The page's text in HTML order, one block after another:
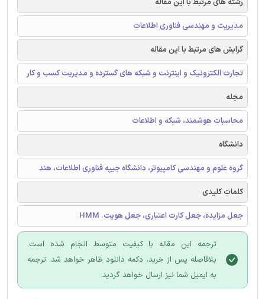
رشته های مرتبط با این مقاله
مدیریت و مهندسی فناوری اطلاعات
گرایش های مرتبط با این مقاله
تجارت الکترونیک و اینترنت و شبکه های گسترده و مدیریت کسب و کار
مجله
محاسبات هوشمند، شبکه و اطلاعات
دانشگاه
گروه علوم و مهندسی کامپیوتر، دانشگاه جیپه فناوری اطلاعات، هند
کلمات کلیدی
جعل مزایده، جعل کارت اعتباری، جعل هویت. HMM
ترجمه این مقاله با کیفیت متوسط انجام شده است.
بلافاصله پس از خرید، دکمه دانلود ظاهر خواهد شد. ترجمه
به ایمیل شما نیز ارسال خواهد گردید.